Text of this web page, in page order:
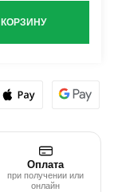
Оплата
при получении или
онлайн